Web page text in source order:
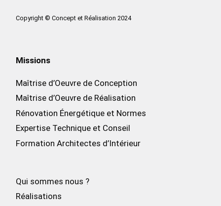
Copyright © Concept et Réalisation 2024
Missions
Maîtrise d’Oeuvre de Conception
Maîtrise d’Oeuvre de Réalisation
Rénovation Énergétique et Normes
Expertise Technique et Conseil
Formation Architectes d’Intérieur
Qui sommes nous ?
Réalisations